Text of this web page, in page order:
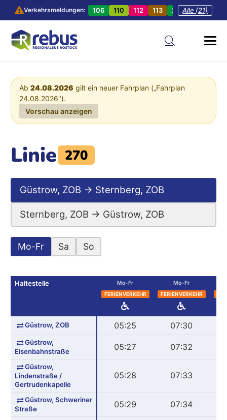
Verkehrsmeldungen: 106 110 112 113 201 202
Alle (21)
Ab 24.08.2026 gilt ein neuer Fahrplan („Fahrplan
24.08.2026").
Vorschau anzeigen
Linie 270
Güstrow, ZOB → Sternberg, ZOB
Sternberg, ZOB → Güstrow, ZOB
Mo-Fr Sa So
Haltestelle Mo-Fr
FERIENVERKEHR
Mo-Fr
FERIENVERKEHR
Güstrow, ZOB 05:25 07:30
Güstrow,
Eisenbahnstraße
05:27 07:32
Güstrow,
Lindenstraße /
Gertrudenkapelle
05:28 07:33
Güstrow, Schweriner
Straße
05:29 07:34